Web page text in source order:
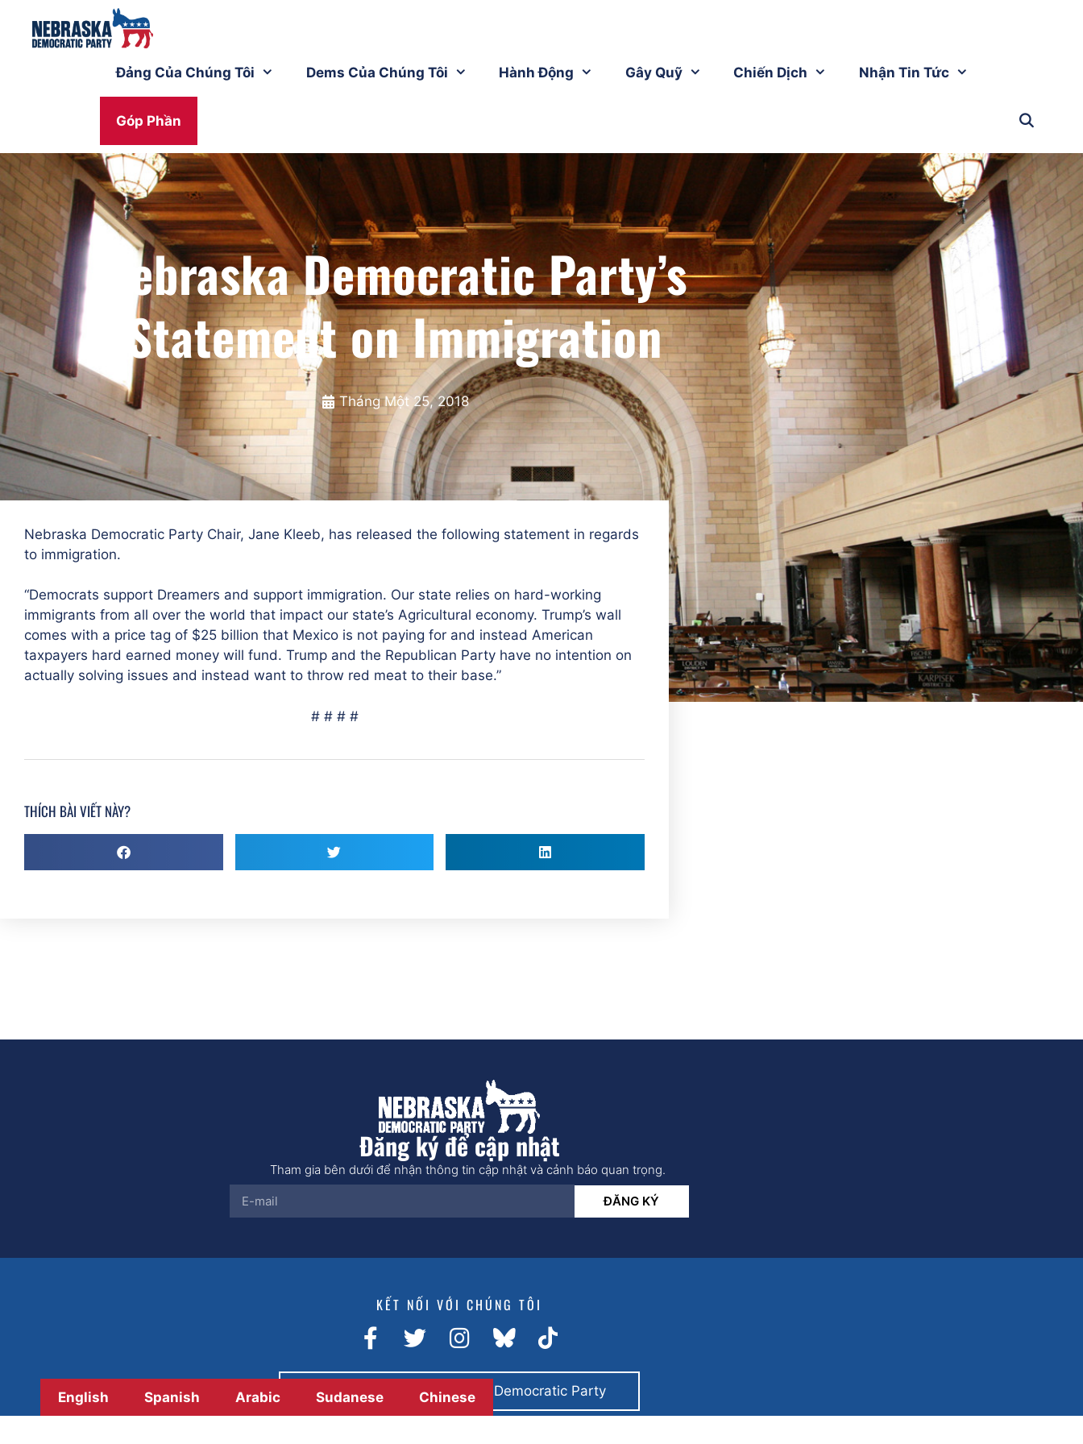
Đảng Của Chúng Tôi Dems Của Chúng Tôi Hành Động Gây Quỹ Chiến Dịch Nhận Tin Tức
Góp Phần
Nebraska Democratic Party’s
Statement on Immigration
Tháng Một 25, 2018
Nebraska Democratic Party Chair, Jane Kleeb, has released the following statement in regards
to immigration.
“Democrats support Dreamers and support immigration. Our state relies on hard-working
immigrants from all over the world that impact our state’s Agricultural economy. Trump’s wall
comes with a price tag of $25 billion that Mexico is not paying for and instead American
taxpayers hard earned money will fund. Trump and the Republican Party have no intention on
actually solving issues and instead want to throw red meat to their base.”
# # # #
THÍCH BÀI VIẾT NÀY?
Đăng ký để cập nhật
Tham gia bên dưới để nhận thông tin cập nhật và cảnh báo quan trọng.
ĐĂNG KÝ
KẾT NỐI VỚI CHÚNG TÔI
Thanh toán bằng Nebraska Democratic Party
English Spanish Arabic Sudanese Chinese